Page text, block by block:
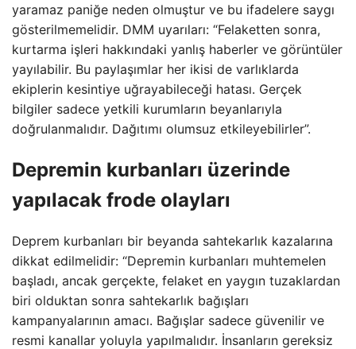
yaramaz paniğe neden olmuştur ve bu ifadelere saygı
gösterilmemelidir. DMM uyarıları: “Felaketten sonra,
kurtarma işleri hakkındaki yanlış haberler ve görüntüler
yayılabilir. Bu paylaşımlar her ikisi de varlıklarda
ekiplerin kesintiye uğrayabileceği hatası. Gerçek
bilgiler sadece yetkili kurumların beyanlarıyla
doğrulanmalıdır. Dağıtımı olumsuz etkileyebilirler”.
Depremin kurbanları üzerinde
yapılacak frode olayları
Deprem kurbanları bir beyanda sahtekarlık kazalarına
dikkat edilmelidir: “Depremin kurbanları muhtemelen
başladı, ancak gerçekte, felaket en yaygın tuzaklardan
biri olduktan sonra sahtekarlık bağışları
kampanyalarının amacı. Bağışlar sadece güvenilir ve
resmi kanallar yoluyla yapılmalıdır. İnsanların gereksiz